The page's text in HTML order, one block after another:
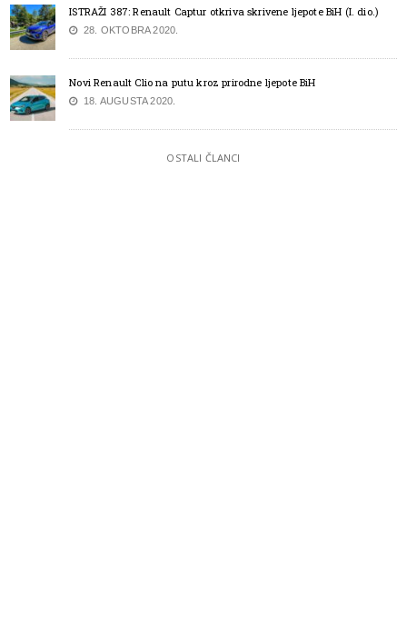
ISTRAŽI 387: Renault Captur otkriva skrivene ljepote BiH (I. dio.)
28. OKTOBRA 2020.
Novi Renault Clio na putu kroz prirodne ljepote BiH
18. AUGUSTA 2020.
OSTALI ČLANCI